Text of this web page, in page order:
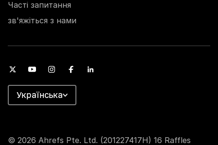
Часті запитання
зв'яжіться з нами
© 2026 Ahrefs Pte. Ltd. (201227417H) 16 Raffles
Українська